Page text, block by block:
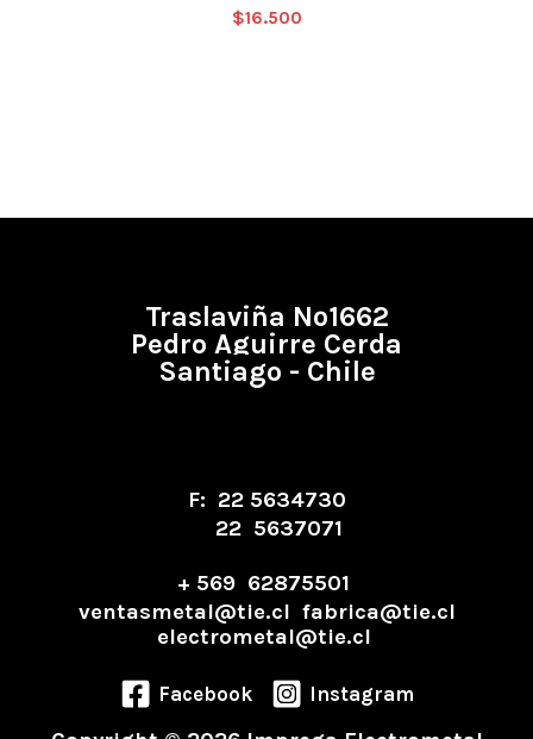
$16.500
Traslaviña Nº1662
Pedro Aguirre Cerda
Santiago - Chile
F: 22 5634730
22 5637071
+ 569 62875501
ventasmetal@tie.cl fabrica@tie.cl
electrometal@tie.cl
Facebook Instagram